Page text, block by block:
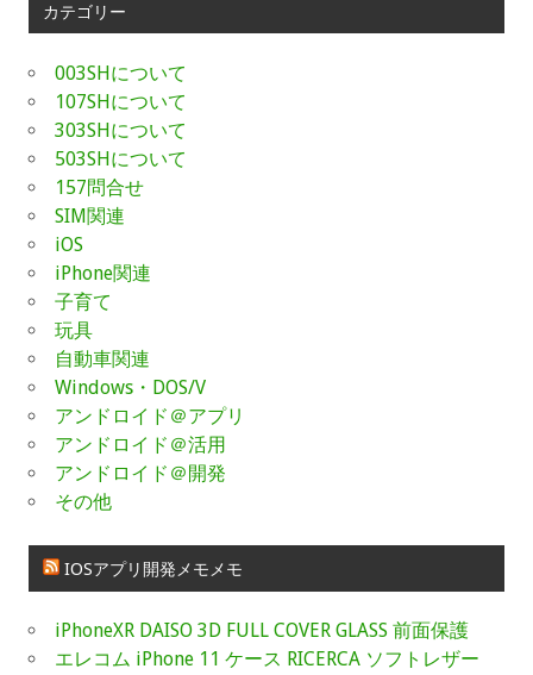
カテゴリー
003SHについて
107SHについて
303SHについて
503SHについて
157問合せ
SIM関連
iOS
iPhone関連
子育て
玩具
自動車関連
Windows・DOS/V
アンドロイド＠アプリ
アンドロイド＠活用
アンドロイド＠開発
その他
IOSアプリ開発メモメモ
iPhoneXR DAISO 3D FULL COVER GLASS 前面保護
エレコム iPhone 11 ケース RICERCA ソフトレザー